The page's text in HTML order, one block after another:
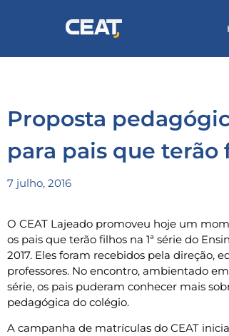
Proposta
para pais que terão
7 julho, 2016
O CEAT Lajeado promoveu hoje um
os pais que terão filhos na 1ª série do
2017. Eles foram recebidos pela direção,
professores. No encontro, ambientado
série, os pais puderam conhecer mais
pedagógica do colégio.
A campanha de matrículas do CEAT